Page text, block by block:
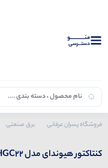
منــــــــــــو
دستــرسی
فروشگاه پسران عرفانی برق صنعتی
کنتاکتور هیوندای مدل HGC22